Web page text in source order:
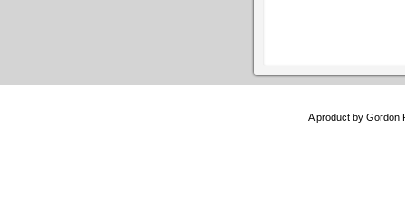
A product by Gordon